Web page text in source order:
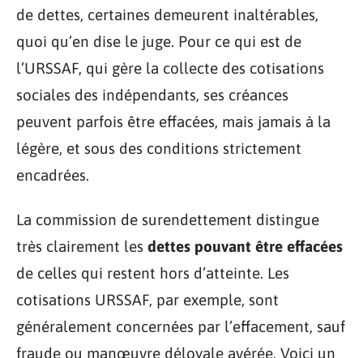
de dettes, certaines demeurent inaltérables,
quoi qu’en dise le juge. Pour ce qui est de
l’URSSAF, qui gère la collecte des cotisations
sociales des indépendants, ses créances
peuvent parfois être effacées, mais jamais à la
légère, et sous des conditions strictement
encadrées.
La commission de surendettement distingue
très clairement les dettes pouvant être effacées
de celles qui restent hors d’atteinte. Les
cotisations URSSAF, par exemple, sont
généralement concernées par l’effacement, sauf
fraude ou manœuvre déloyale avérée. Voici un